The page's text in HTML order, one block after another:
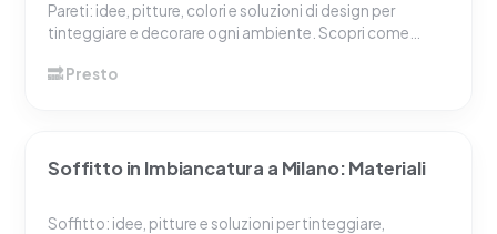
Pareti: idee, pitture, colori e soluzioni di design per
tinteggiare e decorare ogni ambiente. Scopri come…
Soffitto in Imbiancatura a Milano: Materiali
Soffitto: idee, pitture e soluzioni per tinteggiare,